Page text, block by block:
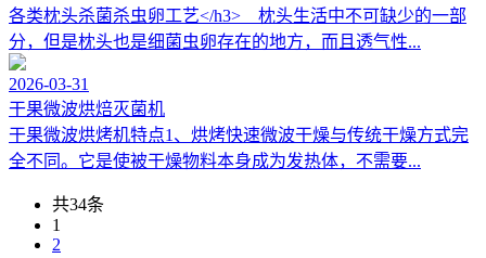
各类枕头杀菌杀虫卵工艺</h3> 枕头生活中不可缺少的一部
分，但是枕头也是细菌虫卵存在的地方，而且透气性...
2026-03-31
干果微波烘焙灭菌机
干果微波烘烤机特点1、烘烤快速微波干燥与传统干燥方式完
全不同。它是使被干燥物料本身成为发热体，不需要...
共34条
1
2